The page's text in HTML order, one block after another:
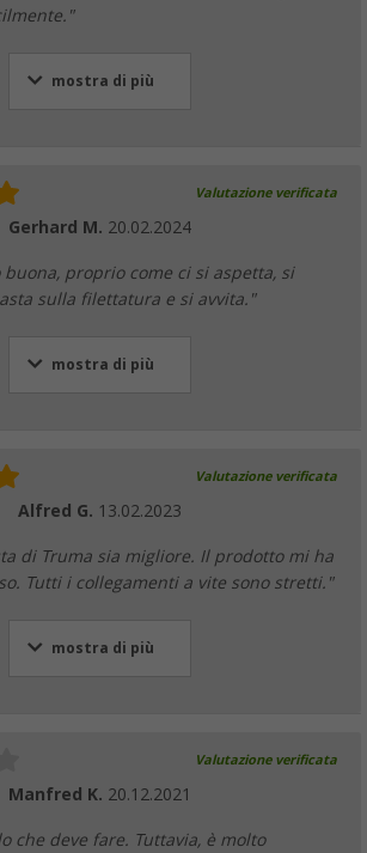
mostra di più
Valutazione verificata
Gerhard M. 20.02.2024
buona, proprio come ci si aspetta, si
sulla filettatura e si avvita."
mostra di più
Valutazione verificata
Alfred G. 13.02.2023
di Truma sia migliore. Il prodotto mi ha
Tutti i collegamenti a vite sono stretti."
mostra di più
Valutazione verificata
Manfred K. 20.12.2021
che deve fare. Tuttavia, è molto